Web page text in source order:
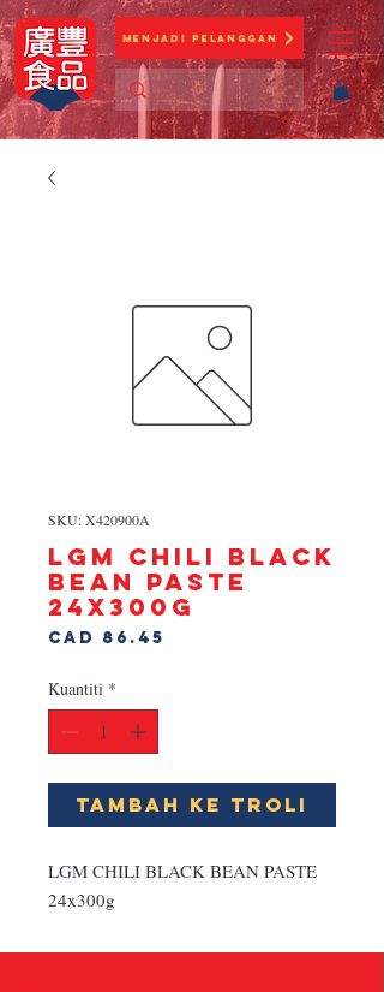
Menjadi Pelanggan
SKU: X420900A
LGM CHILI BLACK
BEAN PASTE
24x300g
CAD 86.45
Kuantiti *
Tambah ke Troli
LGM CHILI BLACK BEAN PASTE
24x300g